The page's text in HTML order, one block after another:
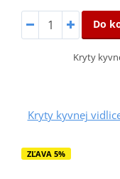
Do
Kryty
Kryty kyvnej vidlice
ZĽAVA 5%